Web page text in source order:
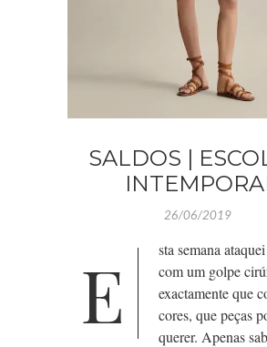
SALDOS |
26/06/2019
E
sta semana
com um golpe
exactamente que
cores, que peças
querer. Apenas